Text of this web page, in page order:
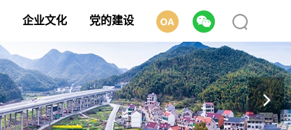
企业文化 党的建设